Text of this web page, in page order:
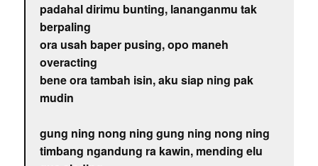
padahal dirimu bunting, lananganmu tak
berpaling
ora usah baper pusing, opo maneh
overacting
bene ora tambah isin, aku siap ning pak
mudin
gung ning nong ning gung ning nong ning
timbang ngandung ra kawin, mending elu